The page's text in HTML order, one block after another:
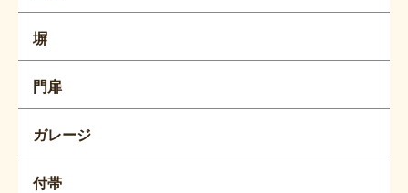
塀
門扉
ガレージ
付帯